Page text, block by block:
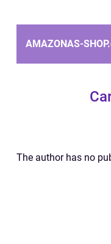
AMAZONAS-SHOP.
The author has no